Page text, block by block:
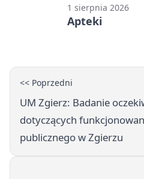
1 sierpnia 2026
Apteki
<< Poprzedni
UM Zgierz: Badanie
dotyczących
publicznego w Zgierzu